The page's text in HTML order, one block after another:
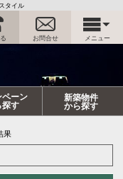
タイル
お問合せ メニュー
ペーン
探す
新築物件
から探す
果